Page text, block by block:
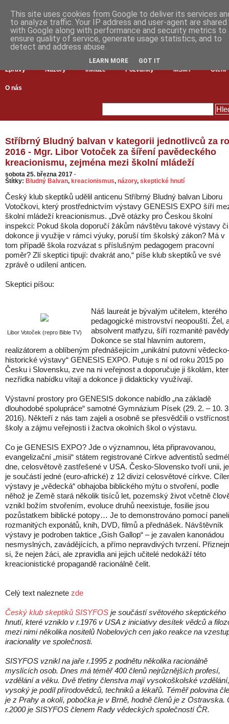
Zprávy Názory Inkluze Pozvánky MŠMT Čtení
O nás
Stříbrný Bludný balvan v kategorii jednotlivců za
2016 - Mgr. Libor Votoček za šíření pavědeckého
kreacionismu, zejména mezi školní mládeží
sobota 25. března 2017 ·
Štítky: Bludný Balvan, kreacionismus, názory, skeptické hnutí
Český klub skeptiků udělil anticenu Stříbrný Bludný balvan Liboru
Votočkovi, který prostřednictvím výstavy GENESIS EXPO šíří
školní mládeží kreacionismus. „Dvě otázky pro Českou školní
inspekci: Pokud škola doporučí žákům návštěvu takové výstavy či
dokonce ji využije v rámci výuky, poruší tím školský zákon? Má v
tom případě škola rozvázat s příslušným pedagogem pracovní
poměr? Zlí skeptici tipují: dvakrát ano,“ píše klub skeptiků ve své
zprávě o udílení anticen.
Skeptici píšou:
Libor Votoček (repro Bible TV)
Náš laureát je bývalým učitelem, kterého
pedagogické mistrovství neopouští. Žel,
absolvent matfyzu, šíří rozmanité
Dokonce se stal hlavním autorem,
realizátorem a oblíbeným přednášejícím „unikátní putovní vědecko-
historické výstavy“ GENESIS EXPO. Putuje s ní od roku 2015 po
Česku i Slovensku, zve na ni veřejnost a doporučuje ji školám,
nezřídka nabídku vítají a dokonce ji didakticky využívají.
Výstavní prostory pro GENESIS dokonce nabídlo „na základě
dlouhodobé spolupráce“ samotné Gymnázium Písek (29. 2. – 10.
2016). Někteří z nás tam zajeli a osobně se přesvědčili o
školy a zájmu veřejnosti i žactva okolních škol o výstavu.
Co je GENESIS EXPO? Jde o významnou, léta připravovanou,
evangelizační „misii“ státem registrované Církve adventistů
dne, celosvětově zastřešené v USA. Česko-Slovensko tvoří unii,
je součástí jedné (euro-africké) z 12 divizí celosvětové církve.
výstavy je „vědecká“ obhajoba biblického mýtu o stvoření, podle
něhož je Země stará několik tisíců let, pozemský život včetně
vznikl božím stvořením, evoluce druhů neexistuje, fosilie jsou
pozůstatkem biblické potopy… Je to demonstrováno pomocí
rozmanitých exponátů, knih, DVD, filmů a přednášek. Návštěvník
výstavy je podroben taktice „Gish Gallop“ – je zavalen kanonádou
nesmyslných, zavádějících, a přímo nepravdivých tvrzení.
si, že nejen žáci, ale zpravidla ani jejich učitelé nedokáží této
kreacionistické propagandě racionálně čelit.
Celý text naleznete zde
Český klub skeptiků SISYFOS je součástí světového skeptického
hnutí, které vzniklo v r.1976 v USA z iniciativy desítek vědců a
mezi nimi několika nositelů Nobelových cen jako reakce na
iracionality ve společnosti.
SISYFOS vznikl na jaře r.1995 z podnětu několika racionálně
myslících osob. Dnes má téměř 400 členů nejrůznějších profesí,
vzdělání a věku. Dvě třetiny členstva mají vysokoškolské vzdělání,
vysoký je podíl přírodovědců, techniků a lékařů. Téměř polovina
je z Prahy a okolí, pobočka je v Brně, hodně členů je z Ostravska.
r.2000 je SISYFOS členem Rady vědeckých společností ČR.
This site uses cookies from Google to deliver its services
to analyze traffic. Your IP address and user-agent are shared
with Google along with performance and security metrics to
ensure quality of service, generate usage statistics, and to
detect and address abuse.
LEARN MORE GOT IT